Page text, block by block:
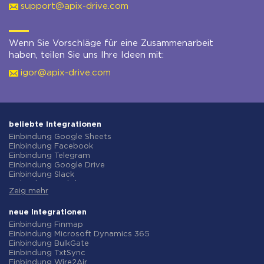
support@apix-drive.com
Wenn Sie Vorschläge für eine Zusammenarbeit
haben, teilen Sie uns Ihre Ideen mit:
igor@apix-drive.com
beliebte Integrationen
Einbindung Google Sheets
Einbindung Facebook
Einbindung Telegram
Einbindung Google Drive
Einbindung Slack
Einbindung Gmail
Einbindung ClickUp
Einbindung Airtable
Einbindung Google Contacts
Einbindung OpenAI (ChatGPT)
Einbindung Instagram
Einbindung ActiveCampaign
Zeig mehr
neue Integrationen
Einbindung Finmap
Einbindung Microsoft Dynamics 365
Einbindung BulkGate
Einbindung TxtSync
Einbindung Wire2Air